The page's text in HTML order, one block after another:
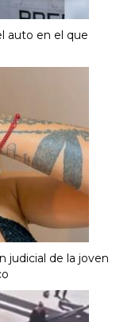
auto en el que
judicial de la joven